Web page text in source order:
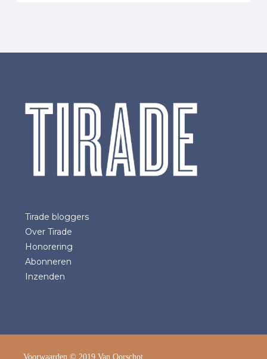
Tirade bloggers
Over Tirade
Honorering
Abonneren
Inzenden
Voorwaarden © 2019 Van Oorschot